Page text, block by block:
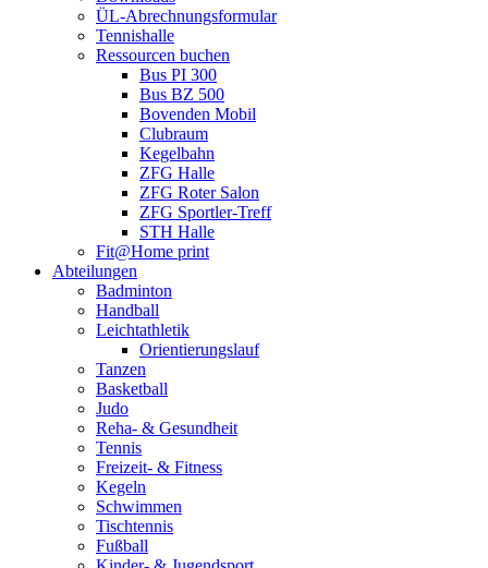
ÜL-Abrechnungsformular
Tennishalle
Ressourcen buchen
Bus PI 300
Bus BZ 500
Bovenden Mobil
Clubraum
Kegelbahn
ZFG Halle
ZFG Roter Salon
ZFG Sportler-Treff
STH Halle
Fit@Home print
Abteilungen
Badminton
Handball
Leichtathletik
Orientierungslauf
Tanzen
Basketball
Judo
Reha- & Gesundheit
Tennis
Freizeit- & Fitness
Kegeln
Schwimmen
Tischtennis
Fußball